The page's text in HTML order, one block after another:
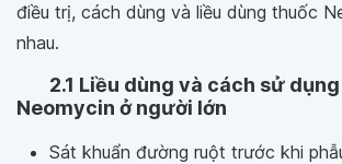
điều trị, cách dùng và liều dùng thuốc
nhau.
2.1 Liều dùng và cách sử
Neomycin ở người lớn
Sát khuẩn đường ruột trước khi